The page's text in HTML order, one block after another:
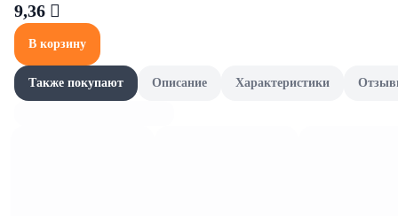
9,36 
В корзину
Также покупают Описание Характеристики